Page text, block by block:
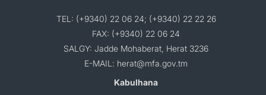
TEL: (+9340) 22 06 24; (+9340) 22 22 26
FAX: (+9340) 22 06 24
SALGY: Jadde Mohaberat, Herat 3236
E-MAIL: herat@mfa.gov.tm
Kabulhana